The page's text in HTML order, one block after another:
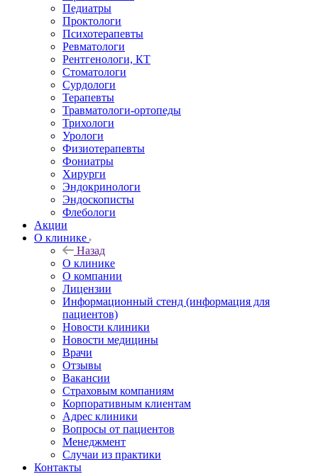
Педиатры
Проктологи
Психотерапевты
Ревматологи
Рентгенологи, КТ
Стоматологи
Сурдологи
Терапевты
Травматологи-ортопеды
Трихологи
Урологи
Физиотерапевты
Фониатры
Хирурги
Эндокринологи
Эндоскописты
Флебологи
Акции
О клинике
Назад
О клинике
О компании
Лицензии
Информационный стенд (информация для
пациентов)
Новости клиники
Новости медицины
Врачи
Отзывы
Вакансии
Страховым компаниям
Корпоративным клиентам
Адрес клиники
Вопросы от пациентов
Менеджмент
Случаи из практики
Контакты